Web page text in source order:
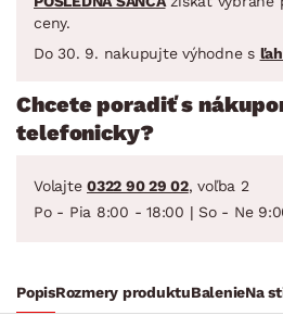
ceny.
Do 30. 9. nakupujte výhodne s
Chcete poradiť s
telefonicky?
Volajte 0322 90 29 02, voľba 2
Po - Pia 8:00 - 18:00 | So - Ne
PopisRozmery produktuBalenieNa